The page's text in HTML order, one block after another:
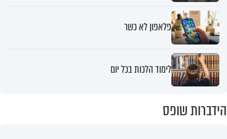
פלאפון לא כשר
לימוד הלכות בכל יום
הידברות שופס